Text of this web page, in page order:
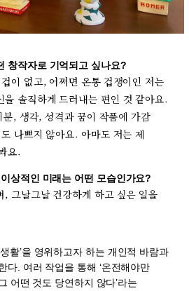
창작자로 기억되고 싶나요?
이 없고, 어쩌면 온통 겁쟁이인 저는
을 솔직하게 드러내는 편인 것 같아요.
, 생각, 성격과 꿈이 작품에 가감
나쁘지 않아요. 아마도 저는 제
요.
상적인 미래는 어떤 모습인가요?
, 그날그날 건강하게 하고 싶은 일을
활’을 영위하고자 하는 개인적 바람과
다. 여러 작업을 통해 ‘온전해야만
어떤 것도 당연하지 않다’라는